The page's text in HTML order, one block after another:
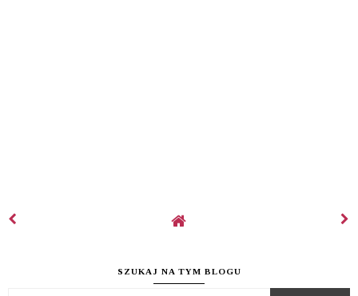
SZUKAJ NA TYM BLOGU